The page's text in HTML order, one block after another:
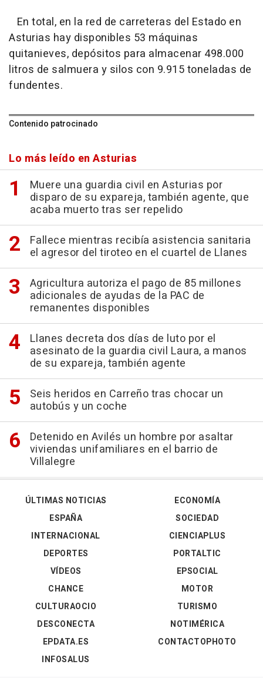
En total, en la red de carreteras del Estado en
Asturias hay disponibles 53 máquinas
quitanieves, depósitos para almacenar 498.000
litros de salmuera y silos con 9.915 toneladas de
fundentes.
Contenido patrocinado
Lo más leído en Asturias
Muere una guardia civil en Asturias por
disparo de su expareja, también agente, que
acaba muerto tras ser repelido
Fallece mientras recibía asistencia sanitaria
el agresor del tiroteo en el cuartel de Llanes
Agricultura autoriza el pago de 85 millones
adicionales de ayudas de la PAC de
remanentes disponibles
Llanes decreta dos días de luto por el
asesinato de la guardia civil Laura, a manos
de su expareja, también agente
Seis heridos en Carreño tras chocar un
autobús y un coche
Detenido en Avilés un hombre por asaltar
viviendas unifamiliares en el barrio de
Villalegre
ÚLTIMAS NOTICIAS
ESPAÑA
INTERNACIONAL
DEPORTES
VÍDEOS
ECONOMÍA
SOCIEDAD
CIENCIAPLUS
PORTALTIC
EPSOCIAL
CHANCE
CULTURAOCIO
DESCONECTA
EPDATA.ES
INFOSALUS
MOTOR
TURISMO
NOTIMÉRICA
CONTACTOPHOTO